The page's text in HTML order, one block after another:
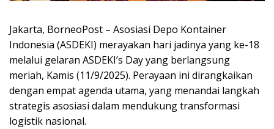
Jakarta, BorneoPost – Asosiasi Depo Kontainer
Indonesia (ASDEKI) merayakan hari jadinya yang ke-18
melalui gelaran ASDEKI’s Day yang berlangsung
meriah, Kamis (11/9/2025). Perayaan ini dirangkaikan
dengan empat agenda utama, yang menandai langkah
strategis asosiasi dalam mendukung transformasi
logistik nasional.